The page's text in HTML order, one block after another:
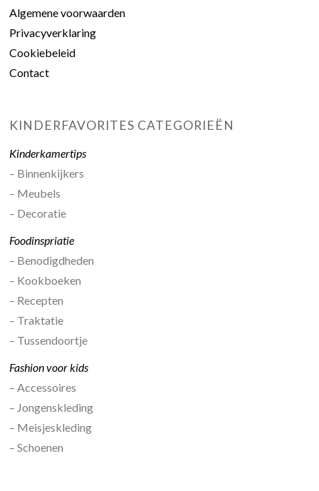
Algemene voorwaarden
Privacyverklaring
Cookiebeleid
Contact
KINDERFAVORITES CATEGORIEËN
Kinderkamertips
– Binnenkijkers
– Meubels
– Decoratie
Foodinspriatie
– Benodigdheden
– Kookboeken
– Recepten
– Traktatie
– Tussendoortje
Fashion voor kids
– Accessoires
– Jongenskleding
– Meisjeskleding
– Schoenen